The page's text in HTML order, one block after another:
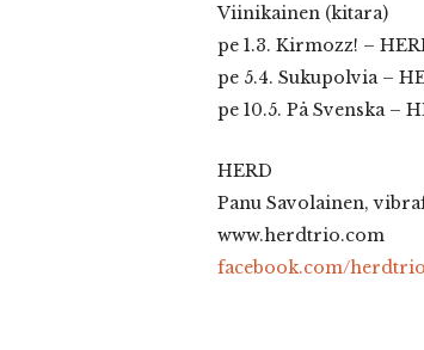
Viinikainen (kitara)
pe 1.3. Kirmozz! –
pe 5.4. Sukupolvia –
pe 10.5. På Svenska –
HERD
Panu Savolainen,
www.herdtrio.com
facebook.com/herdtrio